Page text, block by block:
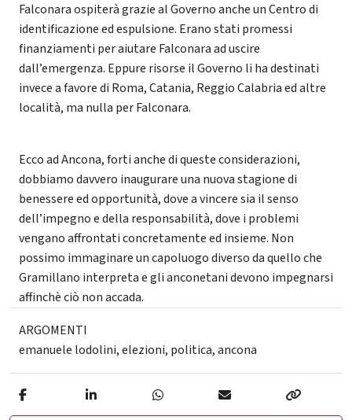
Falconara ospiterà grazie al Governo anche un Centro di
identificazione ed espulsione. Erano stati promessi
finanziamenti per aiutare Falconara ad uscire
dall’emergenza. Eppure risorse il Governo li ha destinati
invece a favore di Roma, Catania, Reggio Calabria ed altre
località, ma nulla per Falconara.
Ecco ad Ancona, forti anche di queste considerazioni,
dobbiamo davvero inaugurare una nuova stagione di
benessere ed opportunità, dove a vincere sia il senso
dell’impegno e della responsabilità, dove i problemi
vengano affrontati concretamente ed insieme. Non
possimo immaginare un capoluogo diverso da quello che
Gramillano interpreta e gli anconetani devono impegnarsi
affinchè ciò non accada.
ARGOMENTI
emanuele lodolini,elezioni, politica,ancona